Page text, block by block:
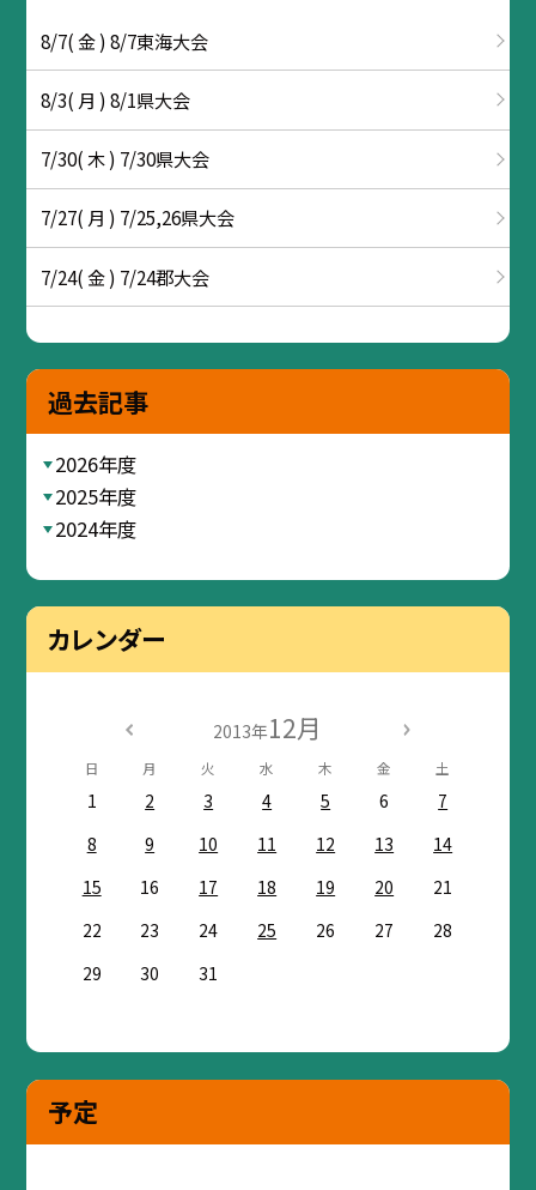
8/7( 金 ) 8/7東海大会
8/3( 月 ) 8/1県大会
7/30( 木 ) 7/30県大会
7/27( 月 ) 7/25,26県大会
7/24( 金 ) 7/24郡大会
過去記事
2026年度
2025年度
2024年度
カレンダー
2013年12月
日 月 火 水 木 金 土
1 2 3 4 5 6
7
8
9 10 11 12 13
14
15
16 17 18 19 20
21
22
23 24 25 26 27
28
29
30 31
予定